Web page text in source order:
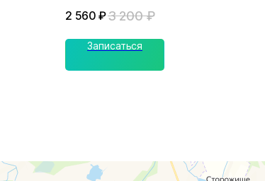
2 560 ₽3 200 ₽
Записаться